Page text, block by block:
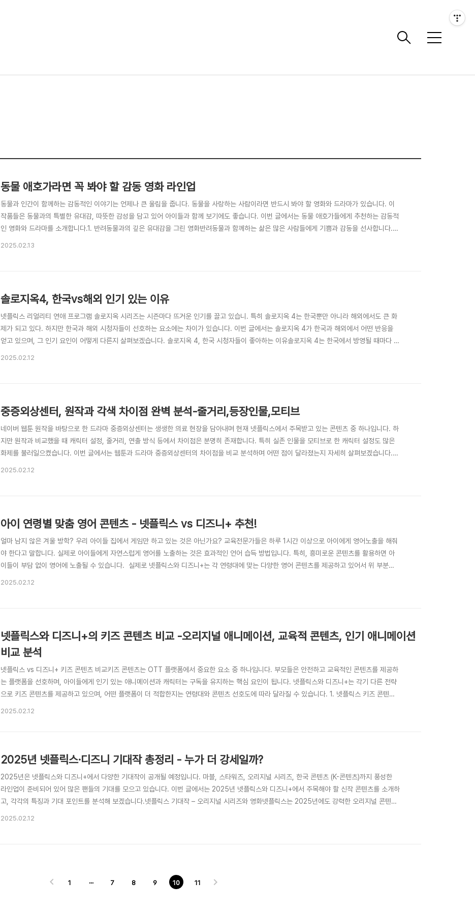
메
동물 애호가라면 꼭 봐야 할 감동 영화 라인업
동물과 인간이 함께하는 감동적인 이야기는 언제나 큰 울림을 줍니다. 동물을 사랑하는 사람이라면 반드시 봐야 할 영화와 드라마가 있습니다. 이
작품들은 동물과의 특별한 유대감, 따뜻한 감성을 담고 있어 아이들과 함께 보기에도 좋습니다. 이번 글에서는 동물 애호가들에게 추천하는 감동적
인 영화와 드라마를 소개합니다.1. 반려동물과의 깊은 유대감을 그린 영화반려동물과 함께하는 삶은 많은 사람들에게 기쁨과 감동을 선사합니다.
2025.02.13
솔로지옥4, 한국vs해외 인기 있는 이유
넷플릭스 리얼리티 연애 프로그램 솔로지옥 시리즈는 시즌마다 뜨거운 인기를 끌고 있습니. 특히 솔로지옥 4는 한국뿐만 아니라 해외에서도 큰 화
제가 되고 있다. 하지만 한국과 해외 시청자들이 선호하는 요소에는 차이가 있습니다. 이번 글에서는 솔로지옥 4가 한국과 해외에서 어떤 반응을
얻고 있으며, 그 인기 요인이 어떻게 다른지 살펴보겠습니다. 솔로지옥 4, 한국 시청자들이 좋아하는 이유솔로지옥 4는 한국에서 방영될 때마다 온
2025.02.12
중증외상센터, 원작과 각색 차이점 완벽 분석-줄거리,등장인물,모티브
네이버 웹툰 원작을 바탕으로 한 드라마 중증외상센터는 생생한 의료 현장을 담아내며 현재 넷플릭스에서 주목받고 있는 콘텐츠 중 하나입니다. 하
지만 원작과 비교했을 때 캐릭터 설정, 줄거리, 연출 방식 등에서 차이점은 분명히 존재합니다. 특히 실존 인물을 모티브로 한 캐릭터 설정도 많은
화제를 불러일으켰습니다. 이번 글에서는 웹툰과 드라마 중증외상센터의 차이점을 비교 분석하며 어떤 점이 달라졌는지 자세히 살펴보겠습니다.1.
2025.02.12
아이 연령별 맞춤 영어 콘텐츠 - 넷플릭스 vs 디즈니+ 추천!
얼마 남지 않은 겨울 방학? 우리 아이들 집에서 게임만 하고 있는 것은 아닌가요? 교육전문가들은 하루 1시간 이상으로 아이에게 영어노출을 해줘
야 한다고 말합니다. 실제로 아이들에게 자연스럽게 영어를 노출하는 것은 효과적인 언어 습득 방법입니다. 특히, 흥미로운 콘텐츠를 활용하면 아
이들이 부담 없이 영어에 노출될 수 있습니다. 실제로 넷플릭스와 디즈니+는 각 연령대에 맞는 다양한 영어 콘텐츠를 제공하고 있어서 위 부분을
2025.02.12
넷플릭스와 디즈니+의 키즈 콘텐츠 비교 -오리지널 애니메이션, 교육적 콘텐츠, 인기 애니메이션
비교 분석
넷플릭스 vs 디즈니+ 키즈 콘텐츠 비교키즈 콘텐츠는 OTT 플랫폼에서 중요한 요소 중 하나입니다. 부모들은 안전하고 교육적인 콘텐츠를 제공하
는 플랫폼을 선호하며, 아이들에게 인기 있는 애니메이션과 캐릭터는 구독을 유지하는 핵심 요인이 됩니다. 넷플릭스와 디즈니+는 각기 다른 전략
으로 키즈 콘텐츠를 제공하고 있으며, 어떤 플랫폼이 더 적합한지는 연령대와 콘텐츠 선호도에 따라 달라질 수 있습니다. 1. 넷플릭스 키즈 콘텐츠
2025.02.12
2025년 넷플릭스·디즈니 기대작 총정리 - 누가 더 강세일까?
2025년은 넷플릭스와 디즈니+에서 다양한 기대작이 공개될 예정입니다. 마블, 스타워즈, 오리지널 시리즈, 한국 콘텐츠 (K-콘텐츠)까지 풍성한
라인업이 준비되어 있어 많은 팬들의 기대를 모으고 있습니다. 이번 글에서는 2025년 넷플릭스와 디즈니+에서 주목해야 할 신작 콘텐츠를 소개하
고, 각각의 특징과 기대 포인트를 분석해 보겠습니다.넷플릭스 기대작 – 오리지널 시리즈와 영화넷플릭스는 2025년에도 강력한 오리지널 콘텐츠
2025.02.12
1 ··· 7 8 9 10 11